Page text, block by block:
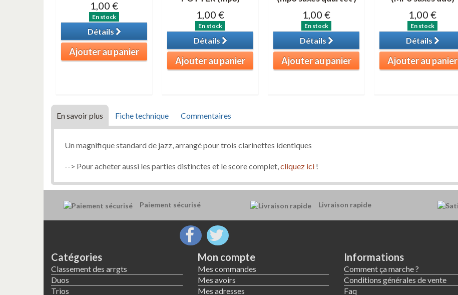
1,00 €
En stock
Détails
Ajouter au panier
1,00 €
En stock
Détails
Ajouter au panier
1,00 €
En stock
Détails
Ajouter au panier
1,00 €
En stock
Détails
Ajouter au panier
En savoir plus Fiche technique Commentaires
Un magnifique standard de jazz, arrangé pour trois clarinettes identiques
--> Pour acheter aussi les parties distinctes et le score complet,cliquez ici !
Paiement sécurisé Livraison rapide
Catégories
Classement des arrgts
Duos
Trios
Mon compte
Mes commandes
Mes avoirs
Mes adresses
Informations
Comment ça marche ?
Conditions générales de vente
Faq